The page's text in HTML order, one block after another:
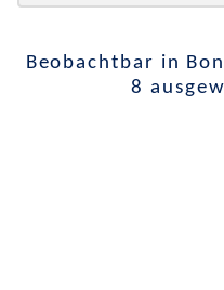
Beobachtbar in
8